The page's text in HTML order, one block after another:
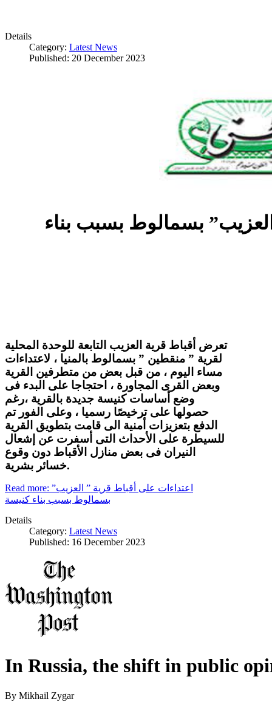
Details
Category: Latest News
Published: 20 December 2023
بسمالوط بسبب بناء
تعرض أقباط قرية العزيب التابعة للوحدة المحلية
لقرية ” منقطين ” بسمالوط بالمنيا ، لاعتداءات
مساء اليوم ، من قبل بعض من متطرفين القرية
وبعض القرى المجاورة ، احتجاجا على البدء فى
وضع أساسات كنيسة جديدة بالقرية ،رغم
حصولها على ترخيصًا رسميا ، وعلى الفور تم
الدفع بتعزيزات أمنية الى قامت بتطويق القرية
للسيطرة على الأحداث التى أسفرت عن إشعال
النيران فى بعض منازل الأقباط دون وقوع
خسائر بشرية.
Read more: اعتداءات على أقباط قرية ” العزيب”
بسمالوط بسبب بناء كنيسة
Details
Category: Latest News
Published: 16 December 2023
In Russia, the shift in public
By Mikhail Zygar